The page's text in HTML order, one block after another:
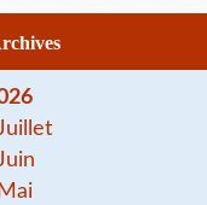
Archives
Mai